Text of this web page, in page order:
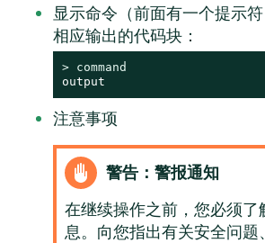
显示命令（前面有一个提示
相应输出的代码块：
> command
output
注意事项
警告：警报通知
在继续操作之前，您必须了
息。向您指出有关安全问题